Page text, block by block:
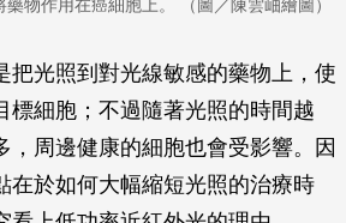
物作用在癌細胞上。 （圖／陳雲岫繪圖）
把光照到對光線敏感的藥物上，使
標細胞；不過隨著光照的時間越
，周邊健康的細胞也會受影響。因
在於如何大幅縮短光照的治療時